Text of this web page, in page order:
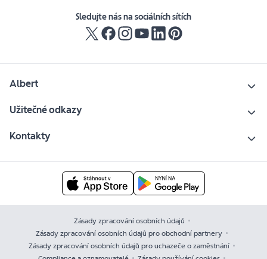
Sledujte nás na sociálních sítích
Albert
Užitečné odkazy
Kontakty
Zásady zpracování osobních údajů
Zásady zpracování osobních údajů pro obchodní partnery
Zásady zpracování osobních údajů pro uchazeče o zaměstnání